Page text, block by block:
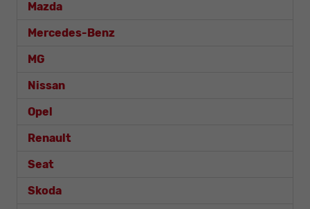
Mazda
Mercedes-Benz
MG
Nissan
Opel
Renault
Seat
Skoda